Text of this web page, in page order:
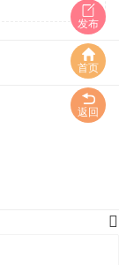
发布
首页
返回
